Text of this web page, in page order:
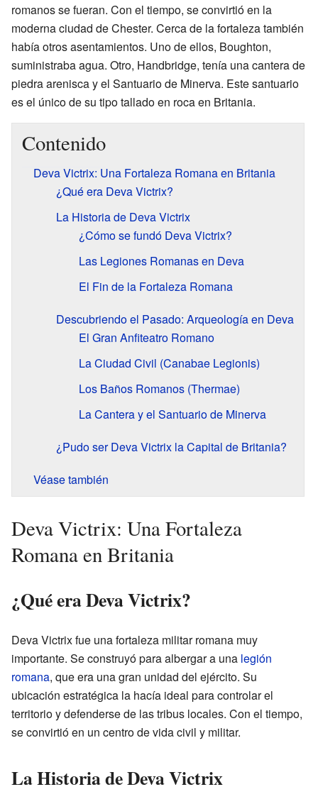
romanos se fueran. Con el tiempo, se convirtió en la
moderna ciudad de Chester. Cerca de la fortaleza también
había otros asentamientos. Uno de ellos, Boughton,
suministraba agua. Otro, Handbridge, tenía una cantera de
piedra arenisca y el Santuario de Minerva. Este santuario
es el único de su tipo tallado en roca en Britania.
Contenido
Deva Victrix: Una Fortaleza Romana en Britania
¿Qué era Deva Victrix?
La Historia de Deva Victrix
¿Cómo se fundó Deva Victrix?
Las Legiones Romanas en Deva
El Fin de la Fortaleza Romana
Descubriendo el Pasado: Arqueología en Deva
El Gran Anfiteatro Romano
La Ciudad Civil (Canabae Legionis)
Los Baños Romanos (Thermae)
La Cantera y el Santuario de Minerva
¿Pudo ser Deva Victrix la Capital de Britania?
Véase también
Deva Victrix: Una Fortaleza
Romana en Britania
¿Qué era Deva Victrix?
Deva Victrix fue una fortaleza militar romana muy
importante. Se construyó para albergar a una legión
romana, que era una gran unidad del ejército. Su
ubicación estratégica la hacía ideal para controlar el
territorio y defenderse de las tribus locales. Con el tiempo,
se convirtió en un centro de vida civil y militar.
La Historia de Deva Victrix